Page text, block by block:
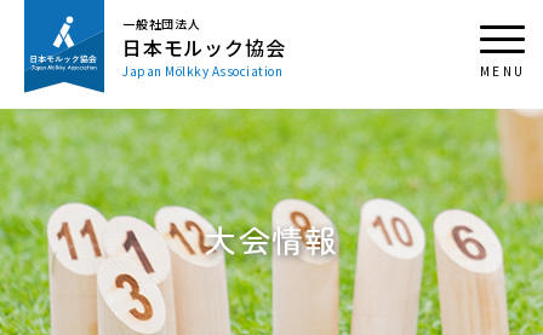
一般社団法人
日本モルック協会
Japan Mölkky Association
大会情報